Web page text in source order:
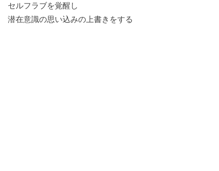
セルフラブを覚醒し
潜在意識の思い込みの上書きをする